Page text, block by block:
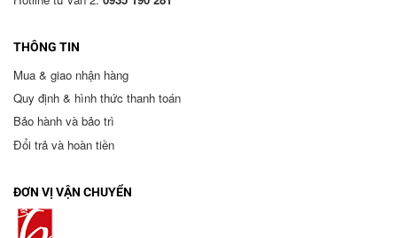
THÔNG TIN
Mua & giao nhận hàng
Quy định & hình thức thanh toán
Bảo hành và bảo trì
Đổi trả và hoàn tiền
ĐƠN VỊ VẬN CHUYỂN